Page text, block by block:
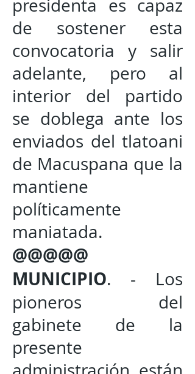
presidenta es capaz
de sostener esta
convocatoria y salir
adelante, pero al
interior del partido
se doblega ante los
enviados del tlatoani
de Macuspana que la
mantiene
políticamente
maniatada.
@@@@@
MUNICIPIO. - Los
pioneros del
gabinete de la
presente